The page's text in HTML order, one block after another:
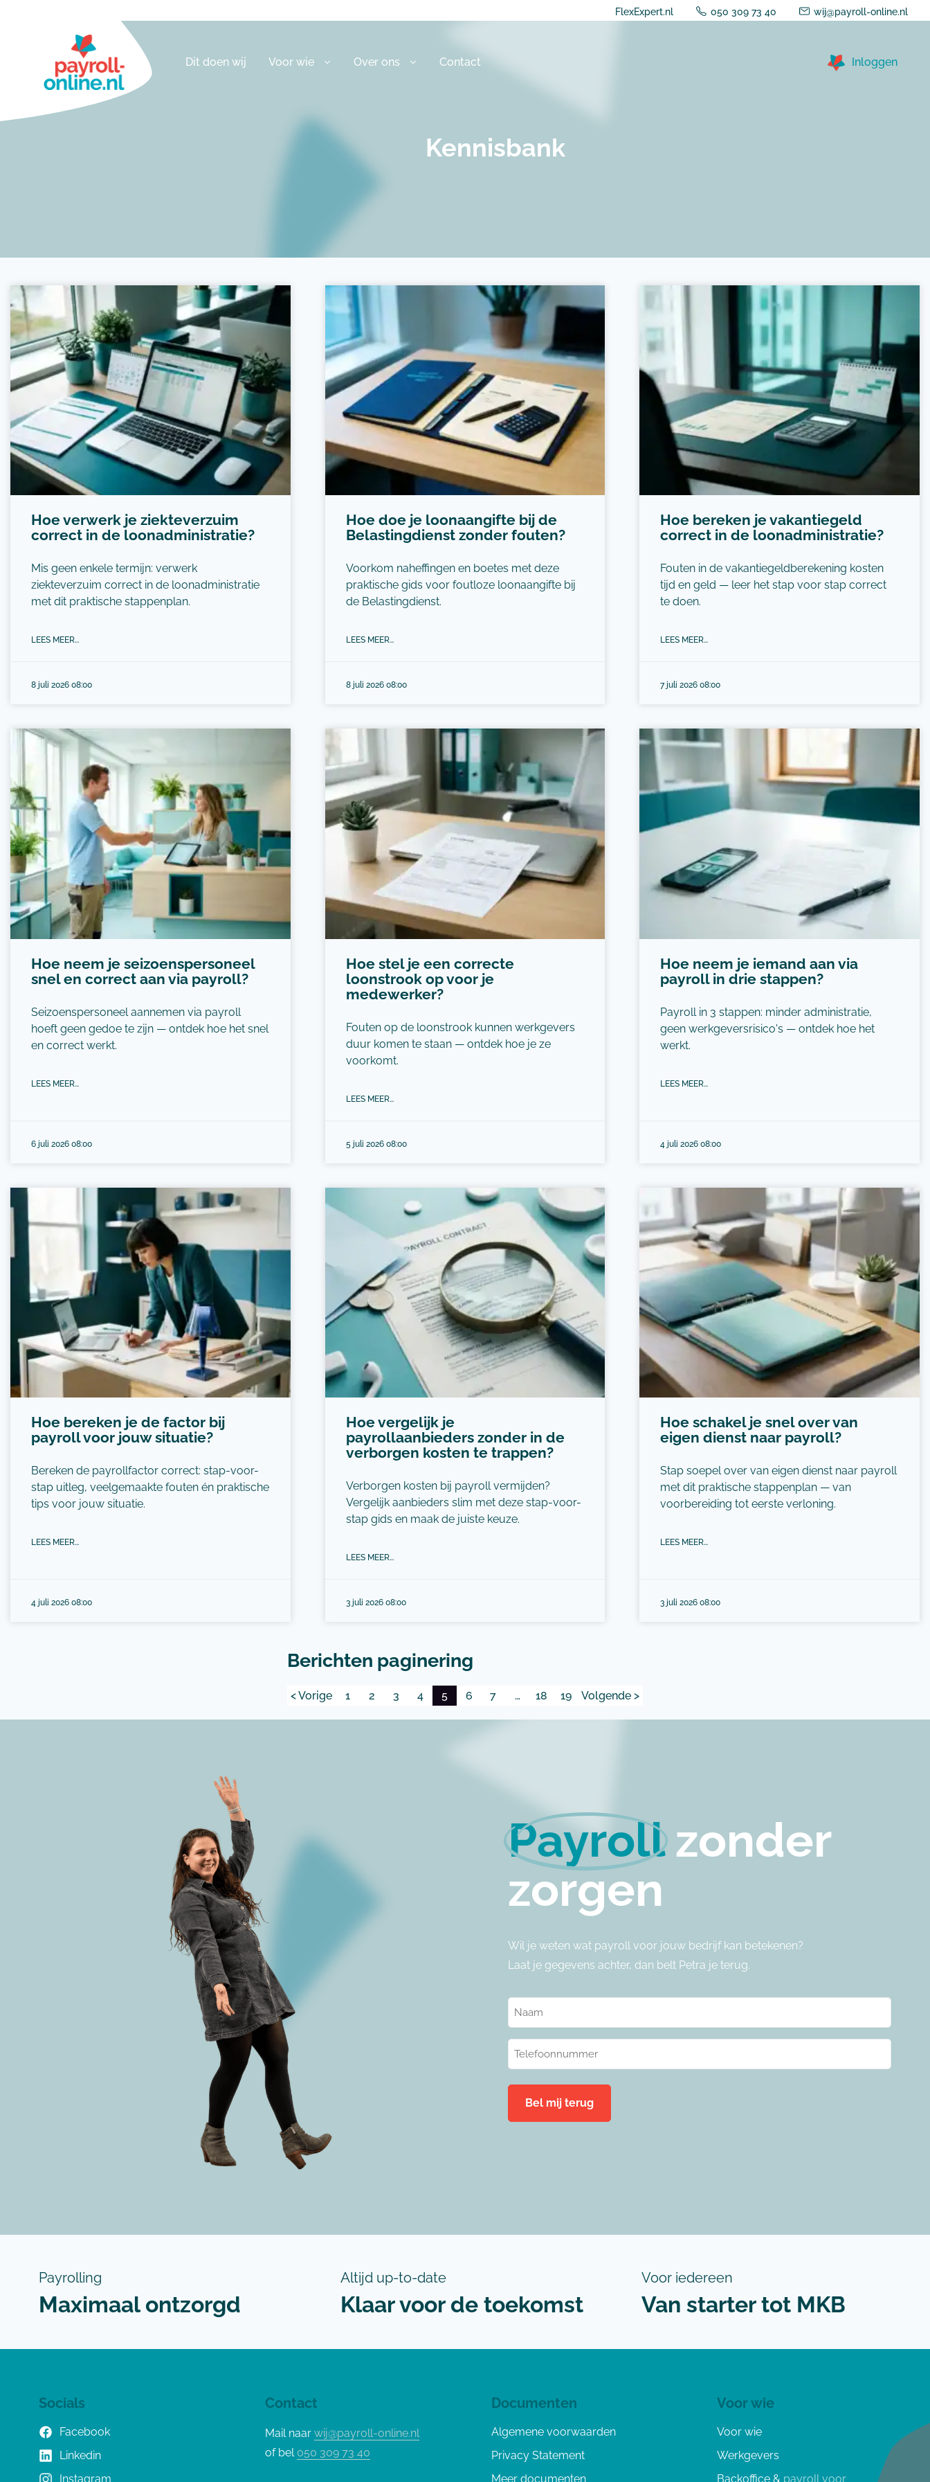
FlexExpert.nl 050 309 73 40 wij@payroll-online.nl
Dit doen wij Voor wie Over ons Contact Inloggen
Kennisbank
Hoe verwerk je ziekteverzuim
correct in de loonadministratie?
Mis geen enkele termijn: verwerk
ziekteverzuim correct in de loonadministratie
met dit praktische stappenplan.
LEES MEER...
8 juli 2026 08:00
Hoe doe je loonaangifte bij de
Belastingdienst zonder fouten?
Voorkom naheffingen en boetes met deze
praktische gids voor foutloze loonaangifte bij
de Belastingdienst.
LEES MEER...
8 juli 2026 08:00
Hoe bereken je vakantiegeld
correct in de loonadministratie?
Fouten in de vakantiegeldberekening kosten
tijd en geld — leer het stap voor stap correct
te doen.
LEES MEER...
7 juli 2026 08:00
Hoe neem je seizoenspersoneel
snel en correct aan via payroll?
Seizoenspersoneel aannemen via payroll
hoeft geen gedoe te zijn — ontdek hoe het snel
en correct werkt.
LEES MEER...
6 juli 2026 08:00
Hoe stel je een correcte
loonstrook op voor je
medewerker?
Fouten op de loonstrook kunnen werkgevers
duur komen te staan — ontdek hoe je ze
voorkomt.
LEES MEER...
5 juli 2026 08:00
Hoe neem je iemand aan via
payroll in drie stappen?
Payroll in 3 stappen: minder administratie,
geen werkgeversrisico's — ontdek hoe het
werkt.
LEES MEER...
4 juli 2026 08:00
Hoe bereken je de factor bij
payroll voor jouw situatie?
Bereken de payrollfactor correct: stap-voor-
stap uitleg, veelgemaakte fouten én praktische
tips voor jouw situatie.
LEES MEER...
4 juli 2026 08:00
Hoe vergelijk je
payrollaanbieders zonder in de
verborgen kosten te trappen?
Verborgen kosten bij payroll vermijden?
Vergelijk aanbieders slim met deze stap-voor-
stap gids en maak de juiste keuze.
LEES MEER...
3 juli 2026 08:00
Hoe schakel je snel over van
eigen dienst naar payroll?
Stap soepel over van eigen dienst naar payroll
met dit praktische stappenplan — van
voorbereiding tot eerste verloning.
LEES MEER...
3 juli 2026 08:00
Berichten paginering
< Vorige 1 2 3 4 5 6 7 … 18 19 Volgende >
Payrollzonder
zorgen
Wil je weten wat payroll voor jouw bedrijf kan betekenen?
Laat je gegevens achter, dan belt Petra je terug.
Naam
(Vereist)
Telefoonnummer
(Vereist)
Payrolling
Maximaal ontzorgd
Altijd up-to-date
Klaar voor de toekomst
Voor iedereen
Van starter tot MKB
Socials
Facebook
Linkedin
Instagram
Contact
Mail naar wij@payroll-online.nl
of bel 050 309 73 40
Documenten
Algemene voorwaarden
Privacy Statement
Meer documenten
Voor wie
Voor wie
Werkgevers
Backoffice & payroll voor